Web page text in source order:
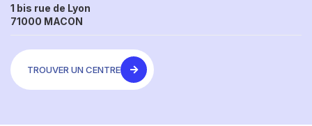
1 bis rue de Lyon
71000 MACON
TROUVER UN CENTRE